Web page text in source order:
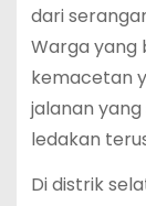
dari
Warga yang
kemacetan
jalanan
ledakan
Di distrik